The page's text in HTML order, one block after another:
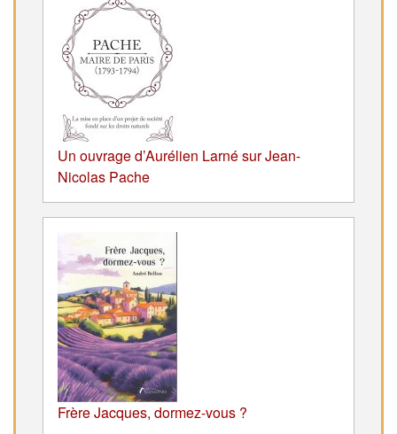
Un ouvrage d’Aurélien Larné sur Jean-
Nicolas Pache
Frère Jacques, dormez-vous ?